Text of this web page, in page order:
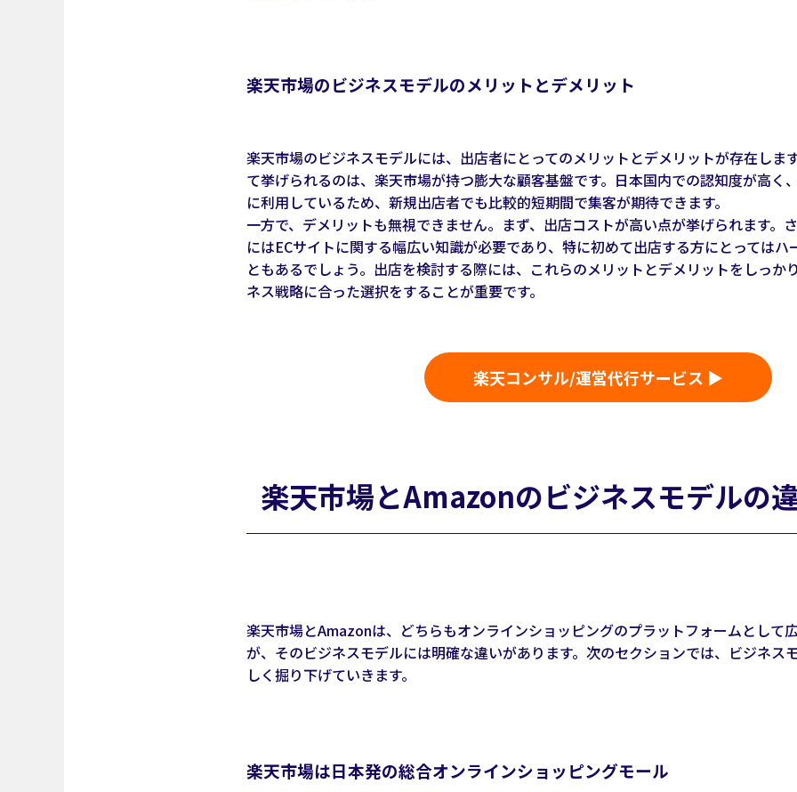
楽天市場のビジネスモデルのメリットとデメリット
楽天市場のビジネスモデルには、出店者にとってのメリットとデメリットが存在しま
て挙げられるのは、楽天市場が持つ膨大な顧客基盤です。日本国内での認知度が高く
に利用しているため、新規出店者でも比較的短期間で集客が期待できます。
一方で、デメリットも無視できません。まず、出店コストが高い点が挙げられます。
にはECサイトに関する幅広い知識が必要であり、特に初めて出店する方にとっては
ともあるでしょう。出店を検討する際には、これらのメリットとデメリットをしっか
ネス戦略に合った選択をすることが重要です。
楽天コンサル/運営代行サービス ▶
楽天市場とAmazonのビジネスモデルの
楽天市場とAmazonは、どちらもオンラインショッピングのプラットフォームとして
が、そのビジネスモデルには明確な違いがあります。次のセクションでは、ビジネス
しく掘り下げていきます。
楽天市場は日本発の総合オンラインショッピングモール